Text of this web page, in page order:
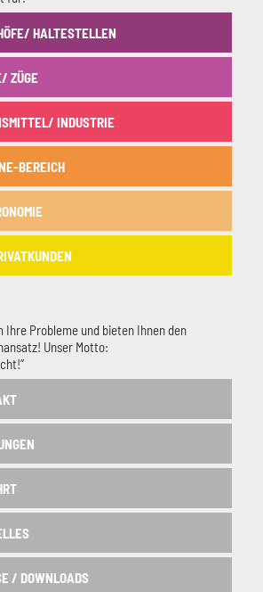
HALTESTELLEN
ZÜGE
INDUSTRIE
BEREICH
Ihre Probleme und bieten Ihnen den
Unser Motto:
/ DOWNLOADS